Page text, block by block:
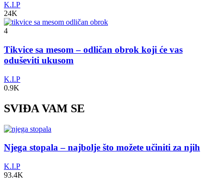
K.I.P
24K
4
Tikvice sa mesom – odličan obrok koji će vas
oduševiti ukusom
K.I.P
0.9K
SVIĐA VAM SE
Njega stopala – najbolje što možete učiniti za njih
K.I.P
93.4K